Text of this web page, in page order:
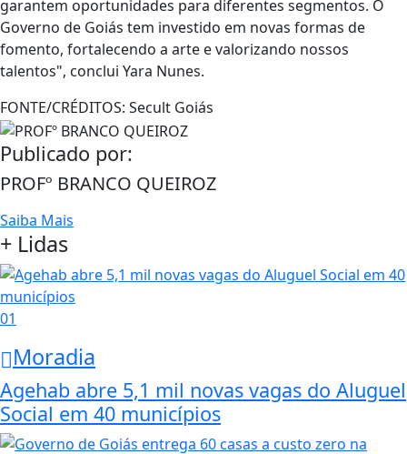
garantem oportunidades para diferentes segmentos. O
Governo de Goiás tem investido em novas formas de
fomento, fortalecendo a arte e valorizando nossos
talentos", conclui Yara Nunes.
FONTE/CRÉDITOS: Secult Goiás
Publicado por:
PROFº BRANCO QUEIROZ
Saiba Mais
+ Lidas
01
Moradia
Agehab abre 5,1 mil novas vagas do Aluguel
Social em 40 municípios